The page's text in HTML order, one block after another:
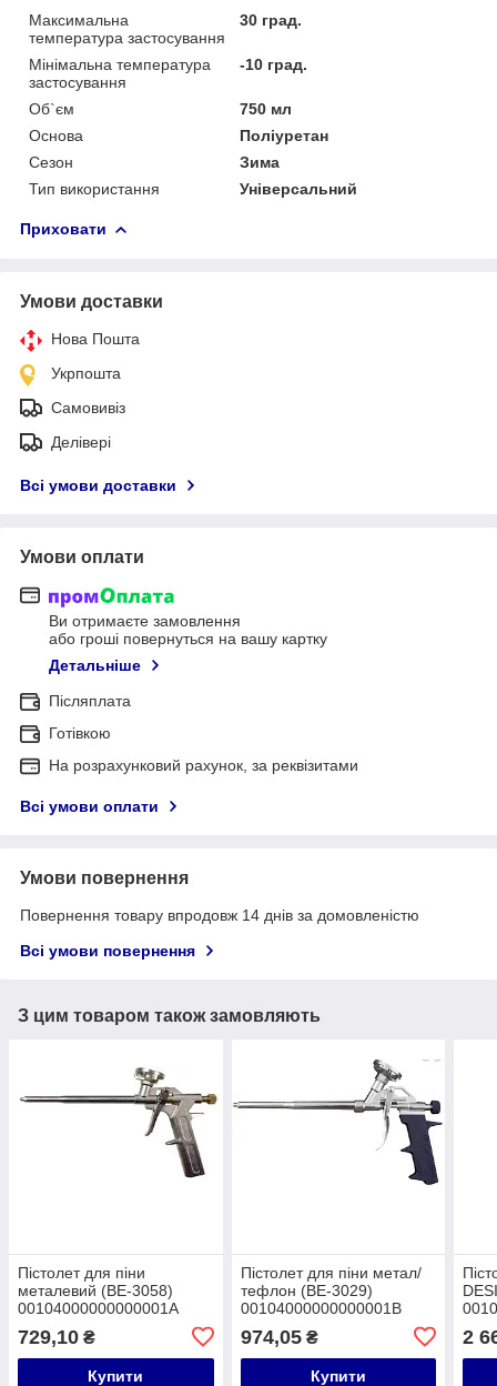
Максимальна
температура застосування
30 град.
Мінімальна температура
застосування
-10 град.
Об`єм
750 мл
Основа
Поліуретан
Сезон
Зима
Тип використання
Універсальний
Приховати
Умови доставки
Нова Пошта
Укрпошта
Самовивіз
Делівері
Всі умови доставки
Умови оплати
Ви отримаєте замовлення
або гроші повернуться на вашу картку
Детальніше
Післяплата
Готівкою
На розрахунковий рахунок, за реквізитами
Всі умови оплати
Умови повернення
Повернення товару впродовж 14 днів за домовленістю
Всі умови повернення
З цим товаром також замовляють
Пістолет для піни
металевий (BE-3058)
00104000000000001A
729,10 ₴
Купити
Пістолет для піни метал/
тефлон (BE-3029)
00104000000000001B
974,05₴
Купити
2